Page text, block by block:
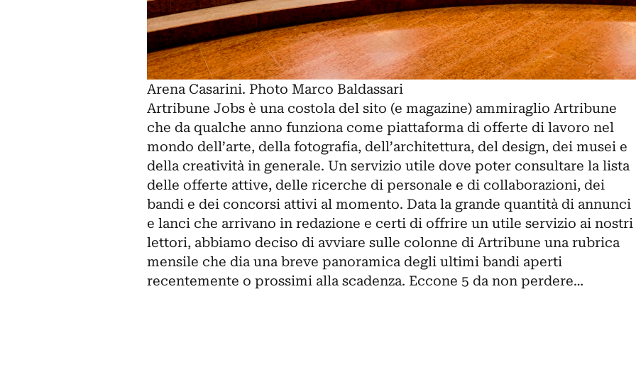
Arena Casarini. Photo Marco Baldassari
Artribune Jobs è una costola del sito (e magazine) ammiraglio Artribune
che da qualche anno funziona come piattaforma di offerte di lavoro nel
mondo dell’arte, della fotografia, dell’architettura, del design, dei musei e
della creatività in generale. Un servizio utile dove poter consultare la lista
delle offerte attive, delle ricerche di personale e di collaborazioni, dei
bandi e dei concorsi attivi al momento. Data la grande quantità di annunci
e lanci che arrivano in redazione e certi di offrire un utile servizio ai nostri
lettori, abbiamo deciso di avviare sulle colonne di Artribune una rubrica
mensile che dia una breve panoramica degli ultimi bandi aperti
recentemente o prossimi alla scadenza. Eccone 5 da non perdere…